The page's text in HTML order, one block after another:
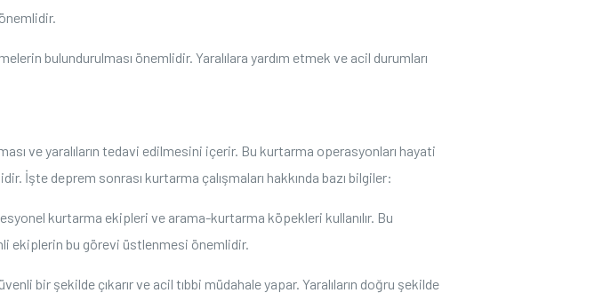
bulundurulması önemlidir. Yaralılara yardım etmek ve acil durumları
ve yaralıların tedavi edilmesini içerir. Bu kurtarma operasyonları hayati
İşte deprem sonrası kurtarma çalışmaları hakkında bazı bilgiler:
kurtarma ekipleri ve arama-kurtarma köpekleri kullanılır. Bu
ekiplerin bu görevi üstlenmesi önemlidir.
bir şekilde çıkarır ve acil tıbbi müdahale yapar. Yaralıların doğru şekilde